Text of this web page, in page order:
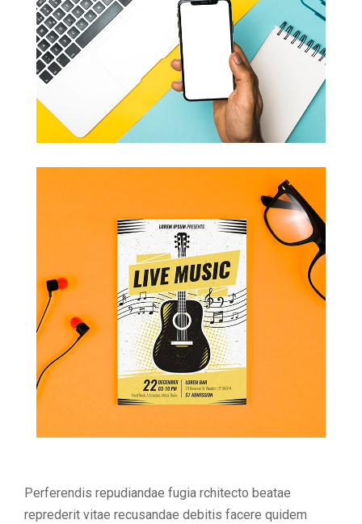
Perferendis repudiandae fugia rchitecto beatae
reprederit vitae recusandae debitis facere quidem